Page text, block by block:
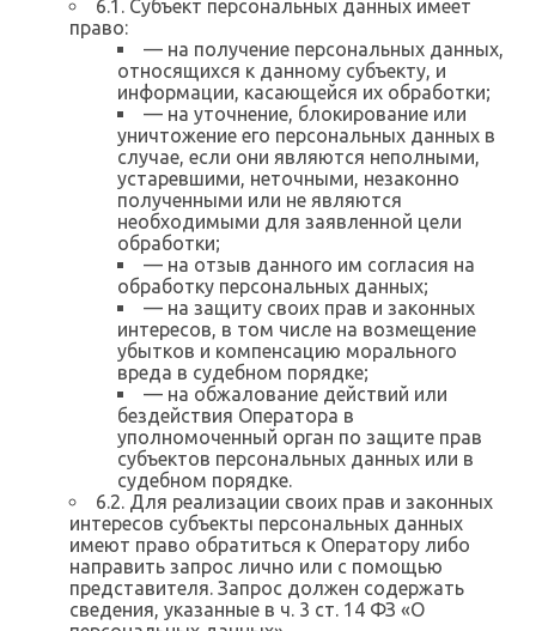
6.1. Субъект персональных данных имеет
право:
— на получение персональных данных,
относящихся к данному субъекту, и
информации, касающейся их обработки;
— на уточнение, блокирование или
уничтожение его персональных данных в
случае, если они являются неполными,
устаревшими, неточными, незаконно
полученными или не являются
необходимыми для заявленной цели
обработки;
— на отзыв данного им согласия на
обработку персональных данных;
— на защиту своих прав и законных
интересов, в том числе на возмещение
убытков и компенсацию морального
вреда в судебном порядке;
— на обжалование действий или
бездействия Оператора в
уполномоченный орган по защите прав
субъектов персональных данных или в
судебном порядке.
6.2. Для реализации своих прав и законных
интересов субъекты персональных данных
имеют право обратиться к Оператору либо
направить запрос лично или с помощью
представителя. Запрос должен содержать
сведения, указанные в ч. 3 ст. 14 ФЗ «О